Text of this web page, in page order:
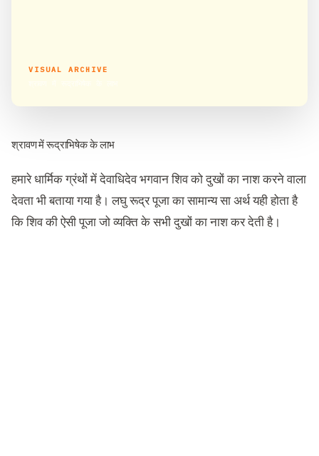
VISUAL ARCHIVE
श्रावण में रूद्राभिषेक के लाभ
हमारे धार्मिक ग्रंथों में देवाधिदेव भगवान शिव को दुखों का नाश करने वाला
देवता भी बताया गया है। लघु रूद्र पूजा का सामान्य सा अर्थ यही होता है
कि शिव की ऐसी पूजा जो व्यक्ति के सभी दुखों का नाश कर देती है।